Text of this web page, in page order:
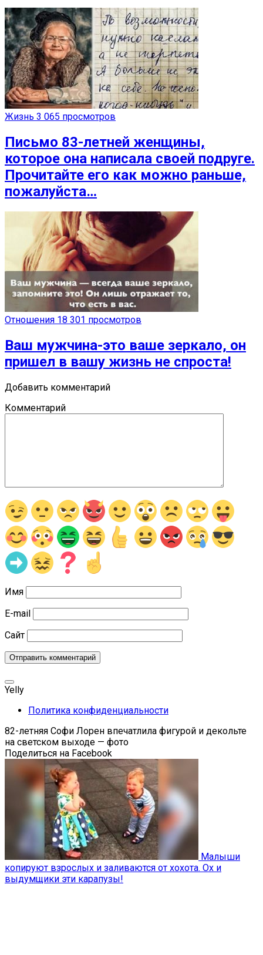
Жизнь 3 065 просмотров
Письмо 83-летней женщины,
которое она написала своей подруге.
Прочитайте его как можно раньше,
пожалуйста…
Отношения 18 301 просмотров
Ваш мужчина-это ваше зеркало, он
пришел в вашу жизнь не спроста!
Добавить комментарий
Комментарий
Имя
E-mail
Сайт
Yelly
Политика конфиденциальности
82-летняя Софи Лорен впечатлила фигурой и декольте
на светском выходе — фото
Поделиться на Facebook
Малыши
копируют взрослых и заливаются от хохота. Ох и
выдумщики эти карапузы!